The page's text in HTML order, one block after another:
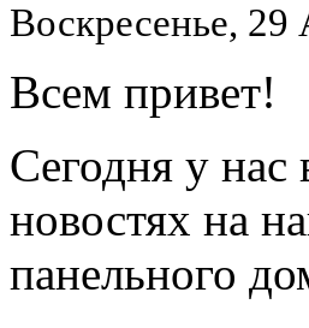
Воскресенье, 29
Всем привет!
Сегодня у
новостях на
панельного